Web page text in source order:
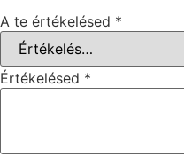
A te értékelésed *
Értékelésed *